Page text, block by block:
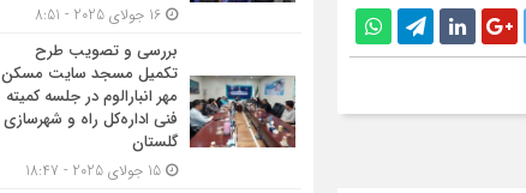
بررسی و تصویب طرح
تکمیل مسجد سایت مسکن
مهر انبارالوم در جلسه کمیته
فنی اداره‌کل راه و شهرسازی
گلستان